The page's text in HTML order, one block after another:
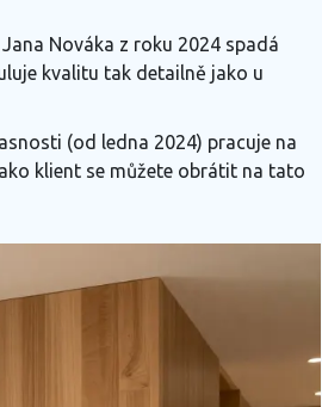
Nováka z roku 2024 spadá
kvalitu tak detailně jako u
(od ledna 2024) pracuje na
klient se můžete obrátit na tato